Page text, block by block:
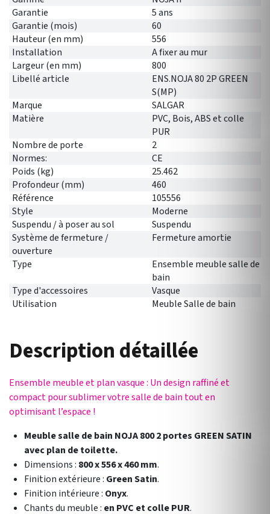
Garantie
5 ans
Garantie (mois)
60
Hauteur (en mm)
556
Installation
A fixer au mur
Largeur (en mm)
800
Libellé article
ENS.NOJA 80 2P GREEN
S(MP)
Marque
SALGAR
Matière
PVC, Bois, ABS et colle
PUR
Nombre de porte
2
Normes:
CE
Poids (kg)
25.462
Profondeur (mm)
460
Référence
105556
Style
Moderne
Suspendu / à poser au sol
Suspendu
Système de fermeture /
ouverture
Fermeture amortie
Type
Ensemble meuble salle de
bain
Type d'accessoires
Vasque
Utilisation
Meuble Salle de bain
Description détaillée
Ensemble meuble et plan vasque : Un design raffiné et
compact pour sublimer votre salle de bain tout en
optimisant l’espace !
Meuble salle de bain NOJA 800 2 portes GREEN SATIN
avec plan de toilette.
Dimensions : 800 x 556 x 460 mm.
Finition extérieure : Green Satin.
Finition intérieure : Onyx.
Chants du meuble : en PVC et colle PUR.